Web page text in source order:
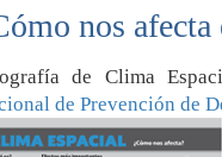
nos
de Clima
de Prevención de